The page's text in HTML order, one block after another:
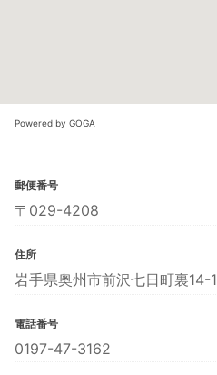
Powered by GOGA
郵便番号
〒029-4208
住所
岩手県奥州市前沢七日町裏14-1
電話番号
0197-47-3162